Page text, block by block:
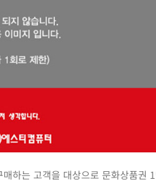
매하는 고객을 대상으로 문화상품권 1